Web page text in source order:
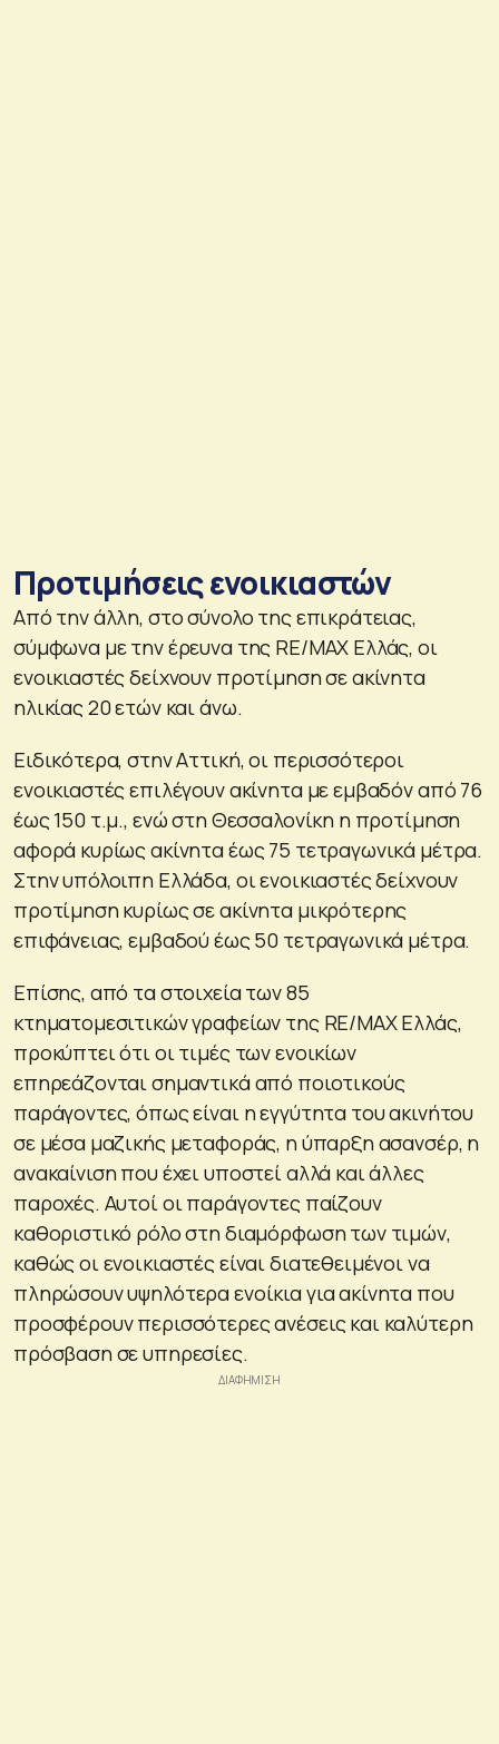
Προτιμήσεις ενοικιαστών
Από την άλλη, στο σύνολο της επικράτειας,
σύμφωνα με την έρευνα της RE/MAX Ελλάς, οι
ενοικιαστές δείχνουν προτίμηση σε ακίνητα
ηλικίας 20 ετών και άνω.
Ειδικότερα, στην Αττική, οι περισσότεροι
ενοικιαστές επιλέγουν ακίνητα με εμβαδόν από 76
έως 150 τ.μ., ενώ στη Θεσσαλονίκη η προτίμηση
αφορά κυρίως ακίνητα έως 75 τετραγωνικά μέτρα.
Στην υπόλοιπη Ελλάδα, οι ενοικιαστές δείχνουν
προτίμηση κυρίως σε ακίνητα μικρότερης
επιφάνειας, εμβαδού έως 50 τετραγωνικά μέτρα.
Επίσης, από τα στοιχεία των 85
κτηματομεσιτικών γραφείων της RE/MAX Ελλάς,
προκύπτει ότι οι τιμές των ενοικίων
επηρεάζονται σημαντικά από ποιοτικούς
παράγοντες, όπως είναι η εγγύτητα του ακινήτου
σε μέσα μαζικής μεταφοράς, η ύπαρξη ασανσέρ, η
ανακαίνιση που έχει υποστεί αλλά και άλλες
παροχές. Αυτοί οι παράγοντες παίζουν
καθοριστικό ρόλο στη διαμόρφωση των τιμών,
καθώς οι ενοικιαστές είναι διατεθειμένοι να
πληρώσουν υψηλότερα ενοίκια για ακίνητα που
προσφέρουν περισσότερες ανέσεις και καλύτερη
πρόσβαση σε υπηρεσίες.